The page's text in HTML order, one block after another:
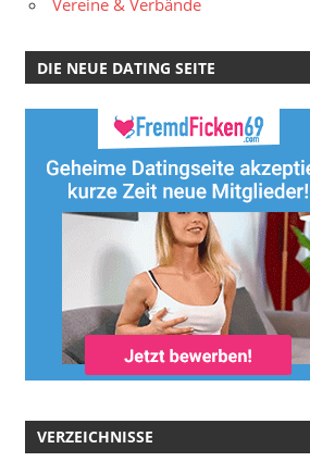
Vereine & Verbände
DIE NEUE DATING SEITE
VERZEICHNISSE